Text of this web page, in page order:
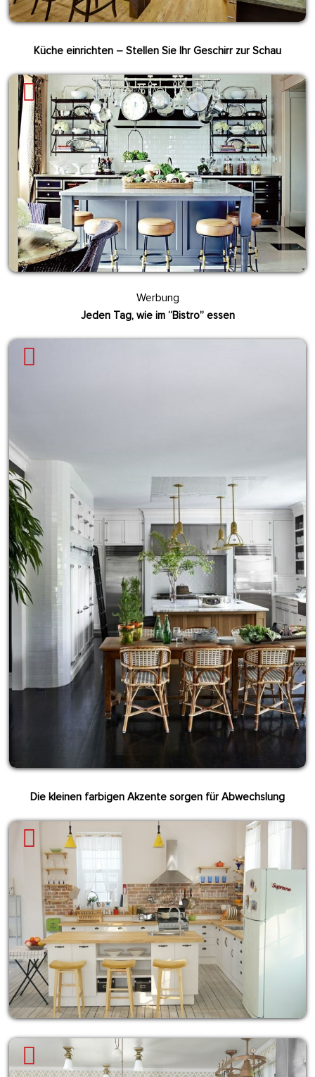
Küche einrichten – Stellen Sie Ihr Geschirr zur Schau
Werbung
Jeden Tag, wie im “Bistro” essen
Die kleinen farbigen Akzente sorgen für Abwechslung